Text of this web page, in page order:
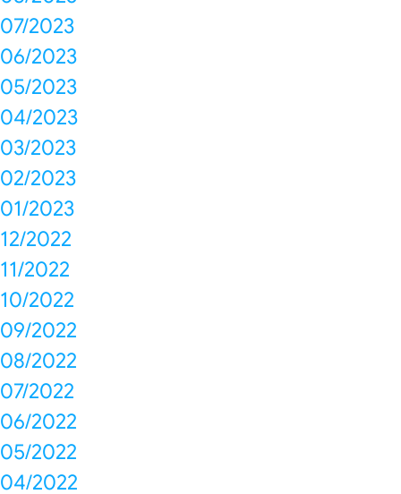
07/2023
06/2023
05/2023
04/2023
03/2023
02/2023
01/2023
12/2022
11/2022
10/2022
09/2022
08/2022
07/2022
06/2022
05/2022
04/2022